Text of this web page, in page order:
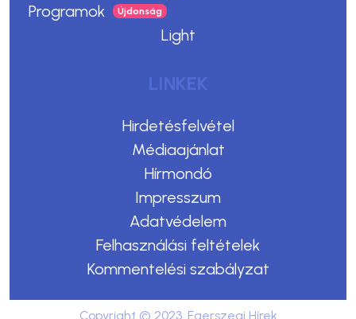
Programok
Light
LINKEK
Hirdetésfelvétel
Médiaajánlat
Hírmondó
Impresszum
Adatvédelem
Felhasználási feltételek
Kommentelési szabályzat
Copyright © 2023. Egerszegi Hírek